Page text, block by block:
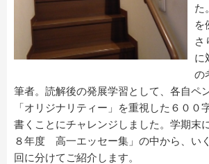
た
を
さ
に
の
筆者。読解後の発展学習として、各自ペ
「オリジナリティー」を重視した６００
書くことにチャレンジしました。学期末
８年度 高一エッセー集」の中から、い
回に分けてご紹介します。